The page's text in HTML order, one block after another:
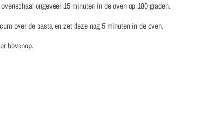
ongeveer 15 minuten in de oven op 180 graden.
over de pasta en zet deze nog 5 minuten in de oven.
bovenop.